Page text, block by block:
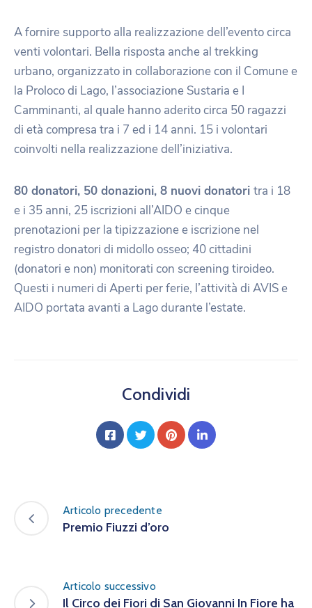
A fornire supporto alla realizzazione dell’evento circa
venti volontari. Bella risposta anche al trekking
urbano, organizzato in collaborazione con il Comune e
la Proloco di Lago, l’associazione Sustaria e I
Camminanti, al quale hanno aderito circa 50 ragazzi
di età compresa tra i 7 ed i 14 anni. 15 i volontari
coinvolti nella realizzazione dell’iniziativa.
80 donatori, 50 donazioni, 8 nuovi donatori tra i 18
e i 35 anni, 25 iscrizioni all’AIDO e cinque
prenotazioni per la tipizzazione e iscrizione nel
registro donatori di midollo osseo; 40 cittadini
(donatori e non) monitorati con screening tiroideo.
Questi i numeri di Aperti per ferie, l’attività di AVIS e
AIDO portata avanti a Lago durante l’estate.
Condividi
Articolo precedente
Premio Fiuzzi d’oro
Articolo successivo
Il Circo dei Fiori di San Giovanni In Fiore ha